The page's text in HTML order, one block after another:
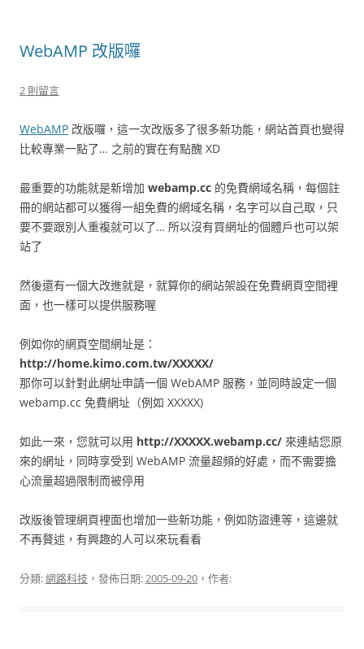
WebAMP 改版囉
2 則留言
WebAMP 改版囉，這一次改版多了很多新功能，網站首頁也變得
比較專業一點了… 之前的實在有點醜 XD
最重要的功能就是新增加 webamp.cc 的免費網域名稱，每個註
冊的網站都可以獲得一組免費的網域名稱，名字可以自己取，只
要不要跟別人重複就可以了… 所以沒有買網址的個體戶也可以架
站了
然後還有一個大改進就是，就算你的網站架設在免費網頁空間裡
面，也一樣可以提供服務喔
例如你的網頁空間網址是：
http://home.kimo.com.tw/XXXXX/
那你可以針對此網址申請一個 WebAMP 服務，並同時設定一個
webamp.cc 免費網址（例如 XXXXX)
如此一來，您就可以用 http://XXXXX.webamp.cc/ 來連結您原
來的網址，同時享受到 WebAMP 流量超頻的好處，而不需要擔
心流量超過限制而被停用
改版後管理網頁裡面也增加一些新功能，例如防盜連等，這邊就
不再贅述，有興趣的人可以來玩看看
分類:網路科技 ，發佈日期:2005-09-20 ，作者: